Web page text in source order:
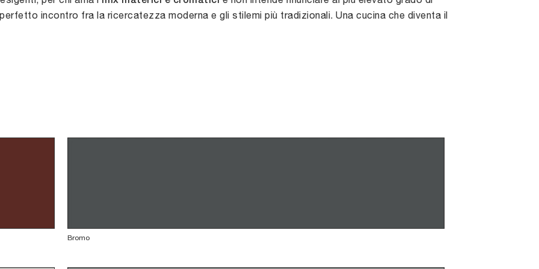
incontro fra la ricercatezza moderna e gli stilemi più tradizionali. Una cucina che diventa il
Bromo